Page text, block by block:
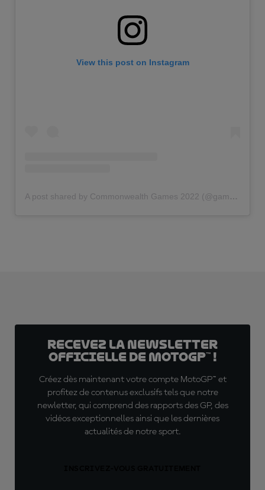
View this post on Instagram
A post shared by Commonwealth Games 2022 (@gamescommonwealth)
Recevez la Newsletter
officielle de MotoGP™ !
Créez dès maintenant votre compte MotoGP™ et
profitez de contenus exclusifs tels que notre
newletter, qui comprend des rapports des GP, des
vidéos exceptionnelles ainsi que les dernières
actualités de notre sport.